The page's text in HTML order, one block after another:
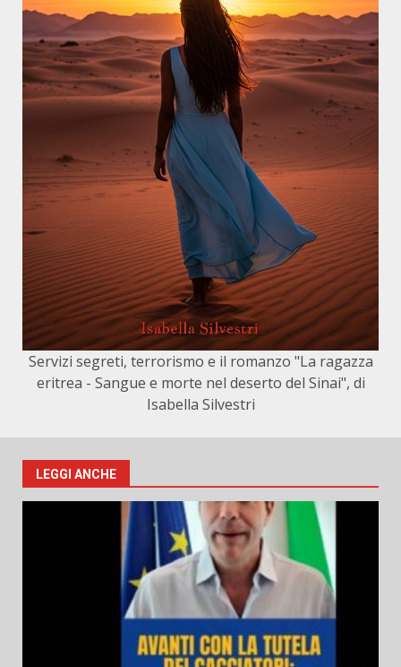
Servizi segreti, terrorismo e il romanzo "La ragazza
eritrea - Sangue e morte nel deserto del Sinai", di
Isabella Silvestri
LEGGI ANCHE